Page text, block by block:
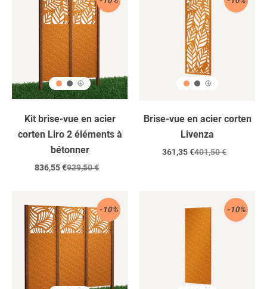
/
2
éléments
/
à
bétonner
Kit brise-vue en acier
corten Liro 2 éléments à
bétonner
Prix
836,55 €Prix
929,50 €
Brise-vue en acier corten
Livenza
Prix
361,35 €Prix
401,50 €
corten
/
3
éléments
/
à
-10%
Corten
-10%